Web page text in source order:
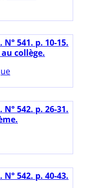
541. p. 10-15.
collège.
542. p. 26-31.
542. p. 40-43.